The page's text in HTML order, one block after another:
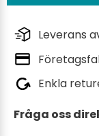
Leverans
Enkla
Fråga oss